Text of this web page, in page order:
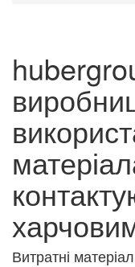
Витратні